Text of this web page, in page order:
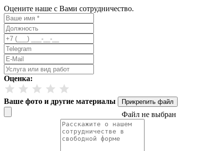
Оцените наше с Вами сотрудничество.
Оценка:
Ваше фото и другие материалы Прикрепить файл
Файл не выбран